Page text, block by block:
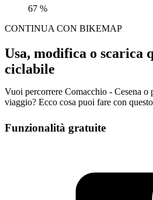
67 %
CONTINUA CON BIKEMAP
Usa, modifica o scarica
ciclabile
Vuoi percorrere Comacchio - Cesena o
viaggio? Ecco cosa puoi fare con
Funzionalità gratuite